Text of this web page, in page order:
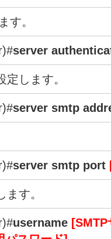
す。
server
します。
server smtp
server smtp port
す。
username [SMTP